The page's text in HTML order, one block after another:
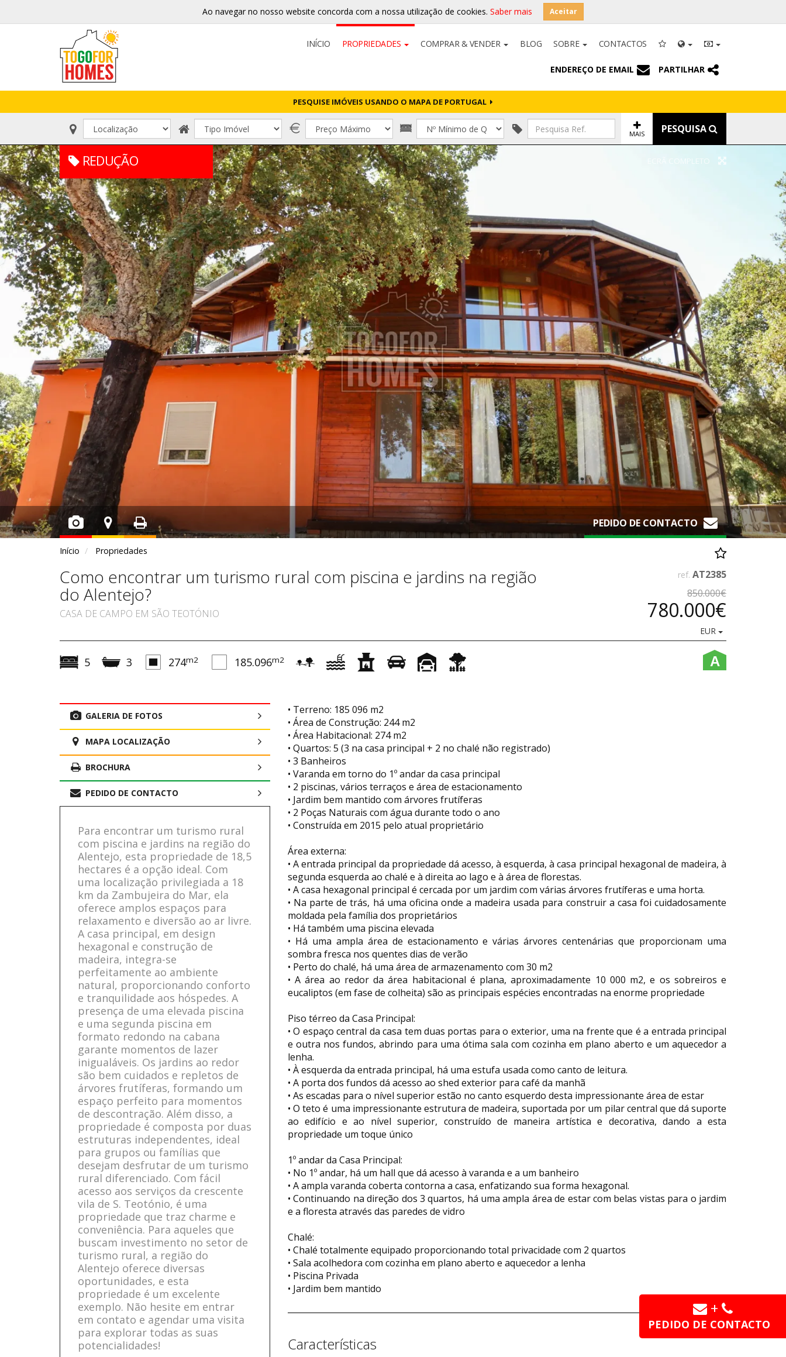
Ao navegar no nosso website concorda com a nossa utilização de cookies. Saber mais Aceitar
INÍCIO PROPRIEDADES COMPRAR & VENDER BLOG SOBRE CONTACTOS
ENDEREÇO DE EMAIL PARTILHAR
PESQUISE IMÓVEIS USANDO O MAPA DE PORTUGAL
MAIS PESQUISA
REDUÇÃO ECRÃ COMPLETO
PEDIDO DE CONTACTO
Início Propriedades
Como encontrar um turismo rural com piscina e jardins na região
do Alentejo?
CASA DE CAMPO EM SÃO TEOTÓNIO
ref. AT2385
850.000€
780.000€
EUR
A
5 3 274m2 185.096m2
GALERIA DE FOTOS
MAPA LOCALIZAÇÃO
BROCHURA
PEDIDO DE CONTACTO
Para encontrar um turismo rural
com piscina e jardins na região do
Alentejo, esta propriedade de 18,5
hectares é a opção ideal. Com
uma localização privilegiada a 18
km da Zambujeira do Mar, ela
oferece amplos espaços para
relaxamento e diversão ao ar livre.
A casa principal, em design
hexagonal e construção de
madeira, integra-se
perfeitamente ao ambiente
natural, proporcionando conforto
e tranquilidade aos hóspedes. A
presença de uma elevada piscina
e uma segunda piscina em
formato redondo na cabana
garante momentos de lazer
inigualáveis. Os jardins ao redor
são bem cuidados e repletos de
árvores frutíferas, formando um
espaço perfeito para momentos
de descontração. Além disso, a
propriedade é composta por duas
estruturas independentes, ideal
para grupos ou famílias que
desejam desfrutar de um turismo
rural diferenciado. Com fácil
acesso aos serviços da crescente
vila de S. Teotónio, é uma
propriedade que traz charme e
conveniência. Para aqueles que
buscam investimento no setor de
turismo rural, a região do
Alentejo oferece diversas
oportunidades, e esta
propriedade é um excelente
exemplo. Não hesite em entrar
em contato e agendar uma visita
para explorar todas as suas
potencialidades!
• Terreno: 185 096 m2
• Área de Construção: 244 m2
• Área Habitacional: 274 m2
• Quartos: 5 (3 na casa principal + 2 no chalé não registrado)
• 3 Banheiros
• Varanda em torno do 1º andar da casa principal
• 2 piscinas, vários terraços e área de estacionamento
• Jardim bem mantido com árvores frutíferas
• 2 Poças Naturais com água durante todo o ano
• Construída em 2015 pelo atual proprietário
Área externa:
• A entrada principal da propriedade dá acesso, à esquerda, à casa principal hexagonal de madeira, à
segunda esquerda ao chalé e à direita ao lago e à área de florestas.
• A casa hexagonal principal é cercada por um jardim com várias árvores frutíferas e uma horta.
• Na parte de trás, há uma oficina onde a madeira usada para construir a casa foi cuidadosamente
moldada pela família dos proprietários
• Há também uma piscina elevada
• Há uma ampla área de estacionamento e várias árvores centenárias que proporcionam uma
sombra fresca nos quentes dias de verão
• Perto do chalé, há uma área de armazenamento com 30 m2
• A área ao redor da área habitacional é plana, aproximadamente 10 000 m2, e os sobreiros e
eucaliptos (em fase de colheita) são as principais espécies encontradas na enorme propriedade
Piso térreo da Casa Principal:
• O espaço central da casa tem duas portas para o exterior, uma na frente que é a entrada principal
e outra nos fundos, abrindo para uma ótima sala com cozinha em plano aberto e um aquecedor a
lenha.
• À esquerda da entrada principal, há uma estufa usada como canto de leitura.
• A porta dos fundos dá acesso ao shed exterior para café da manhã
• As escadas para o nível superior estão no canto esquerdo desta impressionante área de estar
• O teto é uma impressionante estrutura de madeira, suportada por um pilar central que dá suporte
ao edifício e ao nível superior, construído de maneira artística e decorativa, dando a esta
propriedade um toque único
1º andar da Casa Principal:
• No 1º andar, há um hall que dá acesso à varanda e a um banheiro
• A ampla varanda coberta contorna a casa, enfatizando sua forma hexagonal.
• Continuando na direção dos 3 quartos, há uma ampla área de estar com belas vistas para o jardim
e a floresta através das paredes de vidro
Chalé:
• Chalé totalmente equipado proporcionando total privacidade com 2 quartos
• Sala acolhedora com cozinha em plano aberto e aquecedor a lenha
• Piscina Privada
• Jardim bem mantido
Características
PEDIDO DE CONTACTO
+